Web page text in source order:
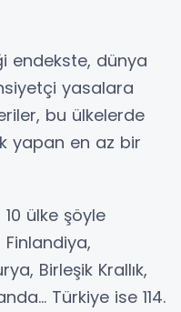
endekste, dünya
yasalara
bu ülkelerde
yapan en az bir
ülke şöyle
Finlandiya,
Birleşik Krallık,
Türkiye ise 114.